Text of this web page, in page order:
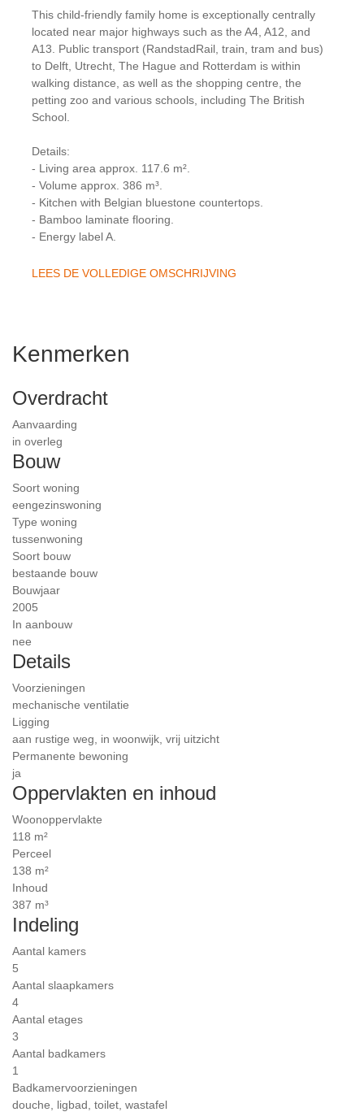
This child-friendly family home is exceptionally centrally
located near major highways such as the A4, A12, and
A13. Public transport (RandstadRail, train, tram and bus)
to Delft, Utrecht, The Hague and Rotterdam is within
walking distance, as well as the shopping centre, the
petting zoo and various schools, including The British
School.
Details:
- Living area approx. 117.6 m².
- Volume approx. 386 m³.
- Kitchen with Belgian bluestone countertops.
- Bamboo laminate flooring.
- Energy label A.
LEES DE VOLLEDIGE OMSCHRIJVING
Kenmerken
Overdracht
Aanvaarding
in overleg
Bouw
Soort woning
eengezinswoning
Type woning
tussenwoning
Soort bouw
bestaande bouw
Bouwjaar
2005
In aanbouw
nee
Details
Voorzieningen
mechanische ventilatie
Ligging
aan rustige weg, in woonwijk, vrij uitzicht
Permanente bewoning
ja
Oppervlakten en inhoud
Woonoppervlakte
118 m²
Perceel
138 m²
Inhoud
387 m³
Indeling
Aantal kamers
5
Aantal slaapkamers
4
Aantal etages
3
Aantal badkamers
1
Badkamervoorzieningen
douche, ligbad, toilet, wastafel